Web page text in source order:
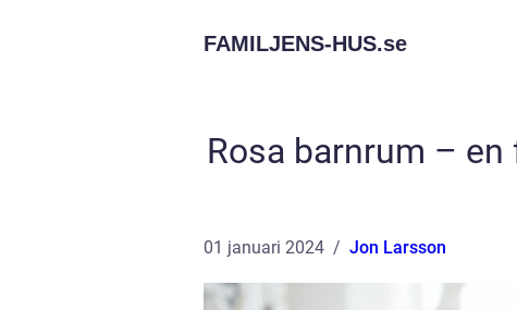
FAMILJENS-HUS.se
Rosa barnrum –
01 januari 2024 Jon Larsson